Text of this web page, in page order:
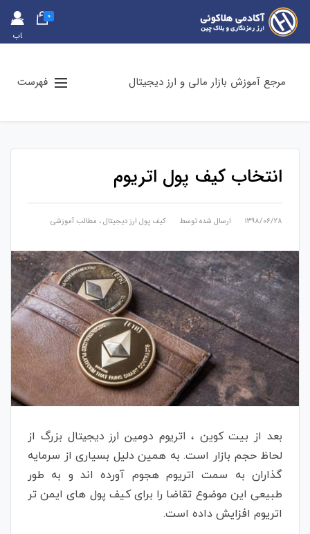
حس
اب
0
مرجع آموزش بازار مالی و ارز دیجیتال فهرست
انتخاب کیف پول اتریوم
۱۳۹۸/۰۶/۲۸ ارسال شده توسط کیف پول ارز دیجیتال، مطالب آموزشی
بعد از بیت کوین ، اتریوم دومین ارز دیجیتال بزرگ از
لحاظ حجم بازار است. به همین دلیل بسیاری از سرمایه
گذاران به سمت اتریوم هجوم آورده اند و به طور
طبیعی این موضوع تقاضا را برای کیف پول های ایمن تر
اتریوم افزایش داده است.